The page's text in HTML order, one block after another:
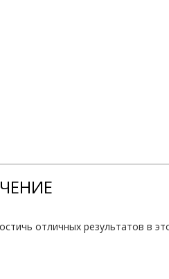
отличных результатов в